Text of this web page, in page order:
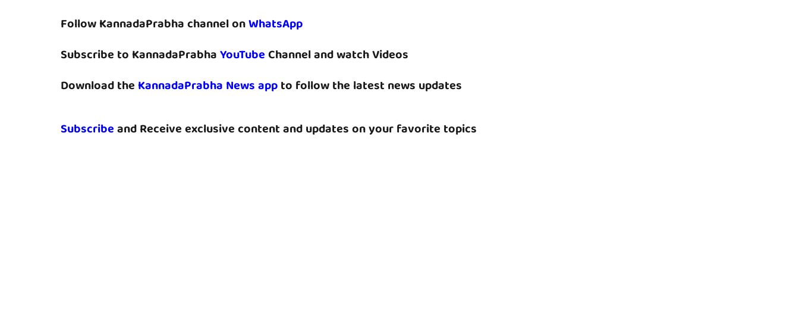
Follow KannadaPrabha channel onWhatsApp
Subscribe to KannadaPrabhaYouTubeChannel and watch Videos
Download the KannadaPrabha News appto follow the latest news updates
Subscribeand Receive exclusive content and updates on your favorite topics